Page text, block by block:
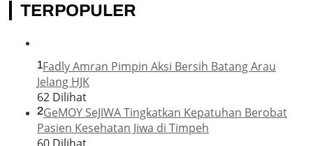
TERPOPULER
1Fadly Amran Pimpin Aksi Bersih Batang Arau
Jelang HJK
62 Dilihat
2GeMOY SeJIWA Tingkatkan Kepatuhan Berobat
Pasien Kesehatan Jiwa di Timpeh